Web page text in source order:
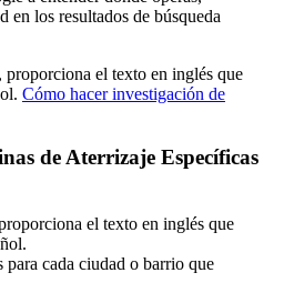
en los resultados de búsqueda
proporciona el texto en inglés que
Cómo hacer investigación de
de Aterrizaje Específicas
el texto en inglés que
para cada ciudad o barrio que